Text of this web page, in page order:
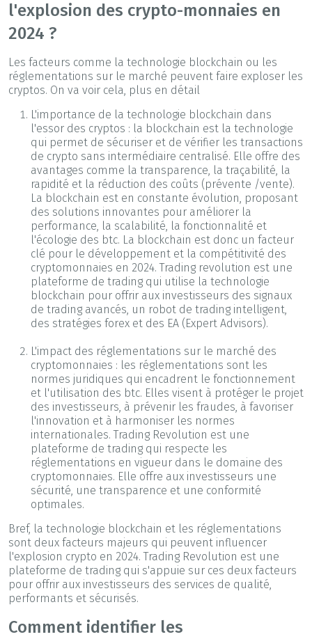
l'explosion des crypto-monnaies en
2024 ?
Les facteurs comme la technologie blockchain ou les
réglementations sur le marché peuvent faire exploser les
cryptos. On va voir cela, plus en détail
L'importance de la technologie blockchain dans
l'essor des cryptos : la blockchain est la technologie
qui permet de sécuriser et de vérifier les transactions
de crypto sans intermédiaire centralisé. Elle offre des
avantages comme la transparence, la traçabilité, la
rapidité et la réduction des coûts (prévente /vente).
La blockchain est en constante évolution, proposant
des solutions innovantes pour améliorer la
performance, la scalabilité, la fonctionnalité et
l'écologie des btc. La blockchain est donc un facteur
clé pour le développement et la compétitivité des
cryptomonnaies en 2024. Trading revolution est une
plateforme de trading qui utilise la technologie
blockchain pour offrir aux investisseurs des signaux
de trading avancés, un robot de trading intelligent,
des stratégies forex et des EA (Expert Advisors).
L'impact des réglementations sur le marché des
cryptomonnaies : les réglementations sont les
normes juridiques qui encadrent le fonctionnement
et l'utilisation des btc. Elles visent à protéger le projet
des investisseurs, à prévenir les fraudes, à favoriser
l'innovation et à harmoniser les normes
internationales. Trading Revolution est une
plateforme de trading qui respecte les
réglementations en vigueur dans le domaine des
cryptomonnaies. Elle offre aux investisseurs une
sécurité, une transparence et une conformité
optimales.
Bref, la technologie blockchain et les réglementations
sont deux facteurs majeurs qui peuvent influencer
l'explosion crypto en 2024. Trading Revolution est une
plateforme de trading qui s'appuie sur ces deux facteurs
pour offrir aux investisseurs des services de qualité,
performants et sécurisés.
Comment identifier les